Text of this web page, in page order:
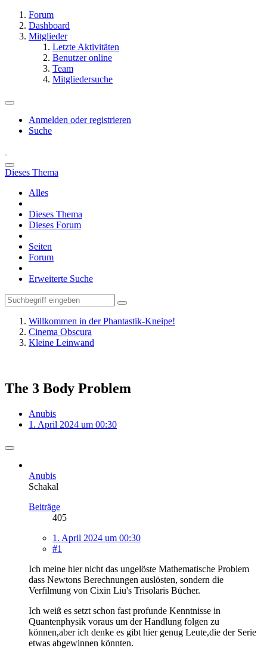
Forum
Dashboard
Mitglieder
Letzte Aktivitäten
Benutzer online
Team
Mitgliedersuche
Anmelden oder registrieren
Suche
Dieses Thema
Alles
Dieses Thema
Dieses Forum
Seiten
Forum
Erweiterte Suche
Willkommen in der Phantastik-Kneipe!
Cinema Obscura
Kleine Leinwand
The 3 Body Problem
Anubis
1. April 2024 um 00:30
Anubis
Schakal
Beiträge
405
1. April 2024 um 00:30
#1
Ich meine hier nicht das ungelöste Mathematische Problem
dass Newtons Berechnungen auslösten, sondern die
Verfilmung von Cixin Liu's Trisolaris Bücher.
Ich weiß es setzt schon fast profunde Kenntnisse in
Quantenphysik voraus um der Handlung folgen zu
können,aber ich denke es gibt hier genug Leute,die der Serie
etwas abgewinnen könnten.